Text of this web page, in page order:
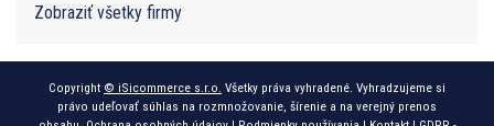
Zobraziť všetky firmy
Copyright © iSicommerce s.r.o. Všetky práva vyhradené. Vyhradzujeme si
právo udeľovať súhlas na rozmnožovanie, šírenie a na verejný prenos